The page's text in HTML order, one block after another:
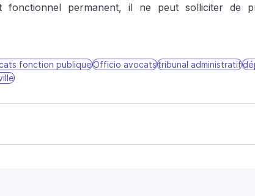
fonctionnel permanent, il ne peut solliciter de
fonction publiqueOfficio avocatstribunal administratif